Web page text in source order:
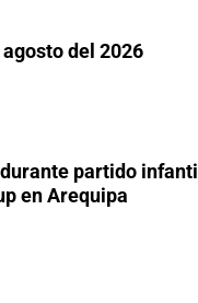
del 2026
partido
en Arequipa